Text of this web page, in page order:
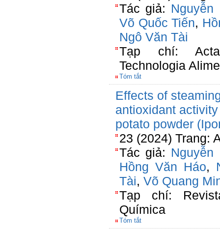
Tác giả: Nguyễn
Võ Quốc Tiến,
Ngô Văn Tài
Tạp chí: Acta
Technologia
Tóm tắt
Effects of
antioxidant
potato powder
23 (2024) Trang:
Tác giả: Nguyễn
Hồng Văn Háo,
Tài, Võ Quang
Tạp chí:
Química
Tóm tắt